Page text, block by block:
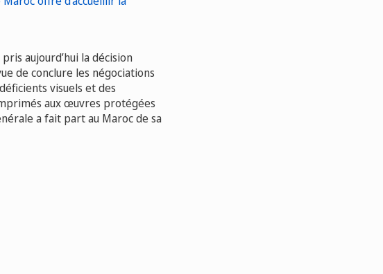
aujourd’hui la décision
de conclure les négociations
visuels et des
aux œuvres protégées
a fait part au Maroc de sa